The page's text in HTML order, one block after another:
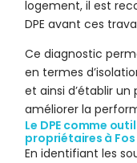
logement, il est
DPE avant ces
Ce diagnostic
en termes
et ainsi d’établir
améliorer la
Le DPE comme
propriétaires à Fos
En identifiant les